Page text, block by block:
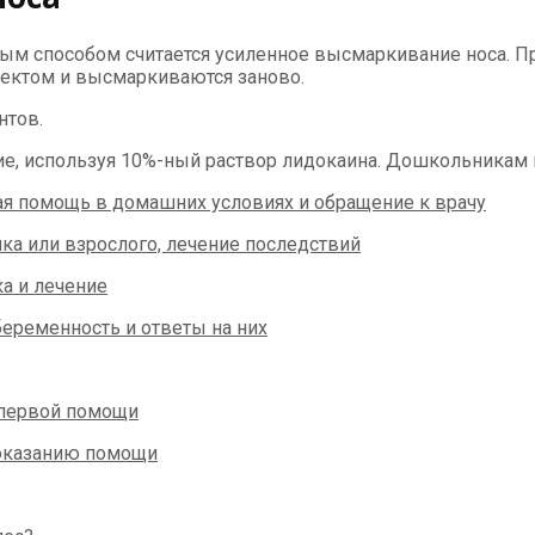
способом считается усиленное высмаркивание носа.
и высмаркиваются заново.
используя 10%-ный раствор лидокаина. Дошкольникам